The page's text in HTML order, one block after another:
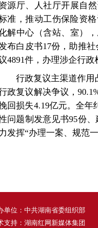
源厅、人社厅开展自
准，推动工伤保险资
解中心（含站、室）
布白皮书17份，助推
4891件，办理涉企行政
行政复议主渠道作用
政复议解决争议，
回损失4.19亿元。全年
问题制发意见书95份
发挥“办理一案、规范一
单位：中共湖南省委组织部
支持：湖南红网新媒体集团